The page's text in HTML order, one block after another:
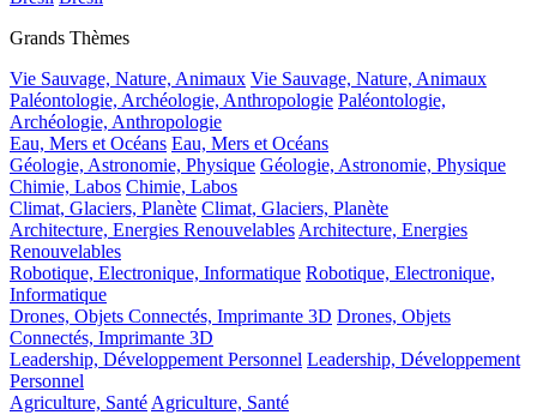
Grands Thèmes
Vie Sauvage, Nature, Animaux Vie Sauvage, Nature, Animaux
Paléontologie, Archéologie, Anthropologie Paléontologie,
Archéologie, Anthropologie
Eau, Mers et Océans Eau, Mers et Océans
Géologie, Astronomie, Physique Géologie, Astronomie, Physique
Chimie, Labos Chimie, Labos
Climat, Glaciers, Planète Climat, Glaciers, Planète
Architecture, Energies RenouvelablesArchitecture, Energies
Renouvelables
Robotique, Electronique, Informatique Robotique, Electronique,
Informatique
Drones, Objets Connectés, Imprimante 3D Drones, Objets
Connectés, Imprimante 3D
Leadership, Développement Personnel Leadership, Développement
Personnel
Agriculture, SantéAgriculture, Santé